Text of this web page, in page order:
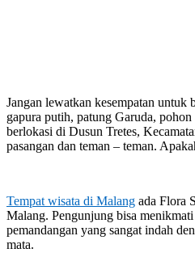
Jangan lewatkan kesempatan untuk
gapura putih, patung Garuda,
berlokasi di Dusun Tretes,
pasangan dan teman – teman.
Tempat wisata di Malang ada Flora
Malang. Pengunjung bisa
pemandangan yang sangat indah
mata.